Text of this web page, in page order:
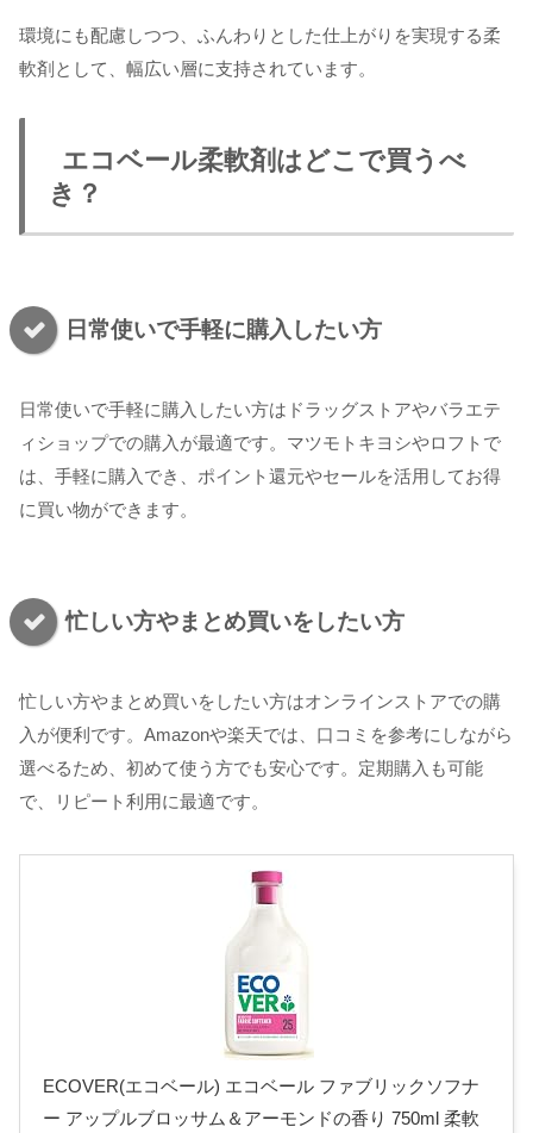
環境にも配慮しつつ、ふんわりとした仕上がりを実現する柔
軟剤として、幅広い層に支持されています。
エコベール柔軟剤はどこで買うべ
き？
日常使いで手軽に購入したい方
日常使いで手軽に購入したい方はドラッグストアやバラエテ
ィショップでの購入が最適です。マツモトキヨシやロフトで
は、手軽に購入でき、ポイント還元やセールを活用してお得
に買い物ができます。
忙しい方やまとめ買いをしたい方
忙しい方やまとめ買いをしたい方はオンラインストアでの購
入が便利です。Amazonや楽天では、口コミを参考にしながら
選べるため、初めて使う方でも安心です。定期購入も可能
で、リピート利用に最適です。
ECOVER(エコベール) エコベール ファブリックソフナ
ー アップルブロッサム＆アーモンドの香り 750ml 柔軟